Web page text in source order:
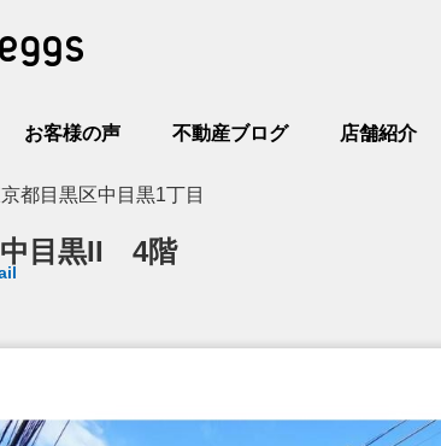
お客様の声 不動産ブログ 店舗紹介
都目黒区中目黒1丁目
目黒II 4階